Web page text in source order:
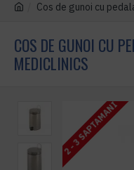
Cos de gunoi cu
COS DE GUNOI CU
MEDICLINICS
2 - 3 SAPTAMANI